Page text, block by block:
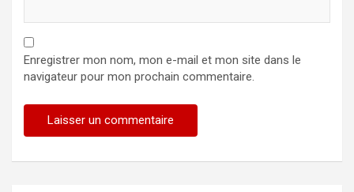
Enregistrer mon nom, mon e-mail et mon site dans le
navigateur pour mon prochain commentaire.